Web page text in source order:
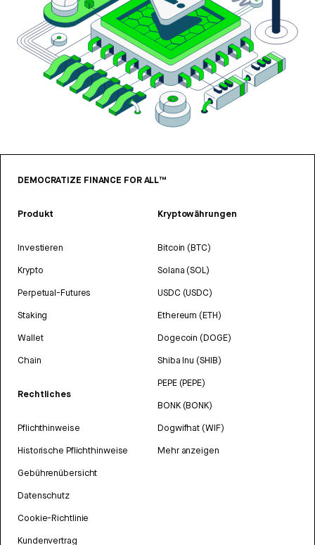
DEMOCRATIZE FINANCE FOR ALL™
Produkt
Investieren
Krypto
Perpetual-Futures
Staking
Wallet
Chain
Rechtliches
Pflichthinweise
Historische Pflichthinweise
Gebührenübersicht
Datenschutz
Cookie-Richtlinie
Kundenvertrag
Kryptowährungen
Bitcoin (BTC)
Solana (SOL)
USDC (USDC)
Ethereum (ETH)
Dogecoin (DOGE)
Shiba Inu (SHIB)
PEPE (PEPE)
BONK (BONK)
Dogwifhat (WIF)
Mehr anzeigen